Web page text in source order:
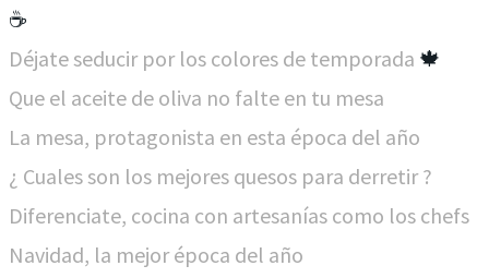
☕
Déjate seducir por los colores de temporada 🍁
Que el aceite de oliva no falte en tu mesa
La mesa, protagonista en esta época del año
¿ Cuales son los mejores quesos para derretir ?
Diferenciate, cocina con artesanías como los chefs
Navidad, la mejor época del año